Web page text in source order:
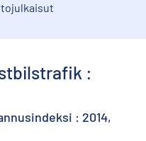
:
: 2014,